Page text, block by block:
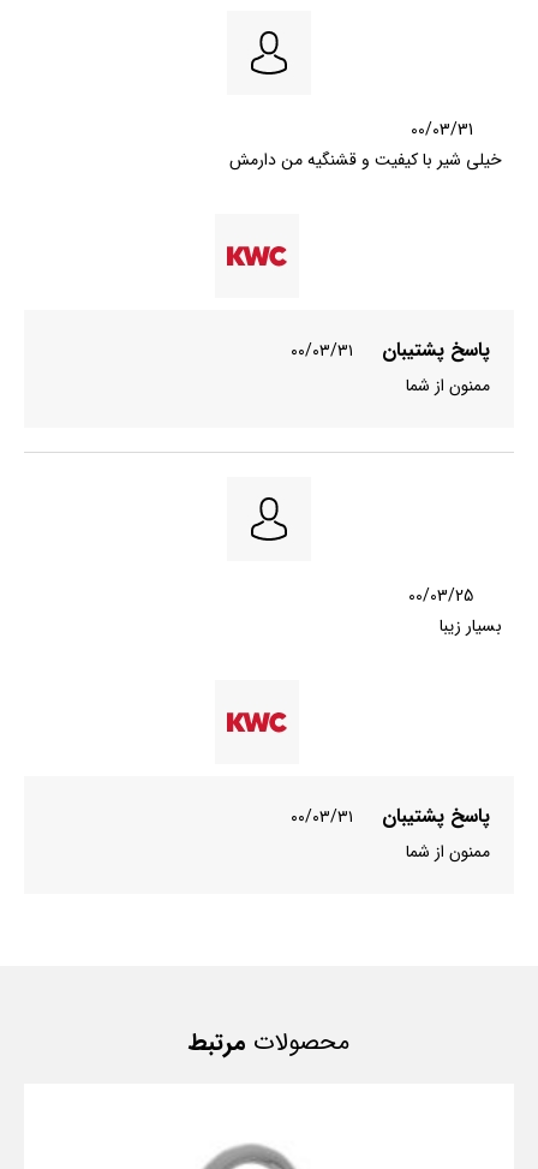
00/03/31
خیلی شیر با کیفیت و قشنگیه من دارمش
پاسخ پشتیبان
۰۰/۰۳/۳۱
ممنون از شما
00/03/25
بسیار زیبا
پاسخ پشتیبان
۰۰/۰۳/۳۱
ممنون از شما
محصولات مرتبط